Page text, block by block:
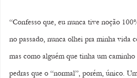
“Confesso que, eu nunca tive noção
no passado, nunca olhei pra minha vida
mas como alguém que tinha um
pedras que o “normal”, porém, único.